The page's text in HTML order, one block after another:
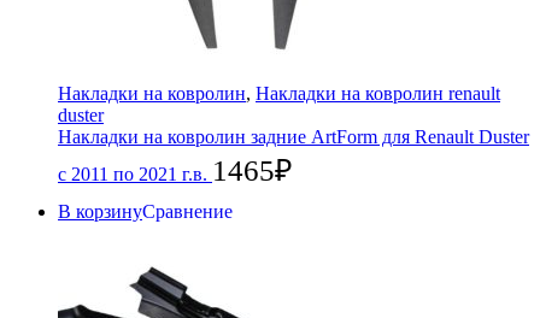
Накладки на ковролин, Накладки на ковролин renault
duster
Накладки на ковролин задние ArtForm для Renault Duster
с 2011 по 2021 г.в. 1465₽
В корзинуСравнение